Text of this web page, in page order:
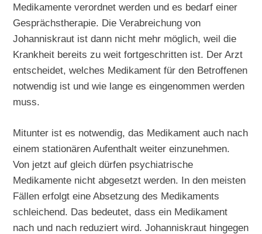
Medikamente verordnet werden und es bedarf einer
Gesprächstherapie. Die Verabreichung von
Johanniskraut ist dann nicht mehr möglich, weil die
Krankheit bereits zu weit fortgeschritten ist. Der Arzt
entscheidet, welches Medikament für den Betroffenen
notwendig ist und wie lange es eingenommen werden
muss.
Mitunter ist es notwendig, das Medikament auch nach
einem stationären Aufenthalt weiter einzunehmen.
Von jetzt auf gleich dürfen psychiatrische
Medikamente nicht abgesetzt werden. In den meisten
Fällen erfolgt eine Absetzung des Medikaments
schleichend. Das bedeutet, dass ein Medikament
nach und nach reduziert wird. Johanniskraut hingegen